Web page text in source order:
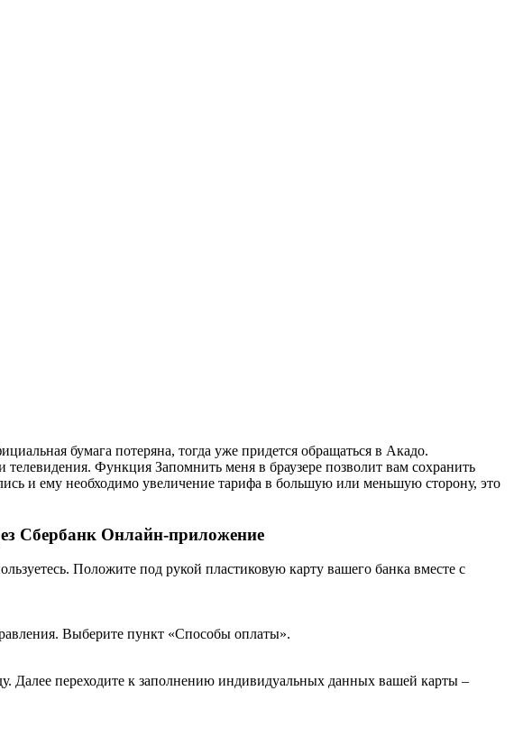
бумага потеряна, тогда уже придется обращаться в Акадо.
Функция Запомнить меня в браузере позволит вам сохранить
и ему необходимо увеличение тарифа в большую или меньшую сторону, это
Сбербанк Онлайн-приложение
Положите под рукой пластиковую карту вашего банка вместе с
Выберите пункт «Способы оплаты».
Далее переходите к заполнению индивидуальных данных вашей карты –